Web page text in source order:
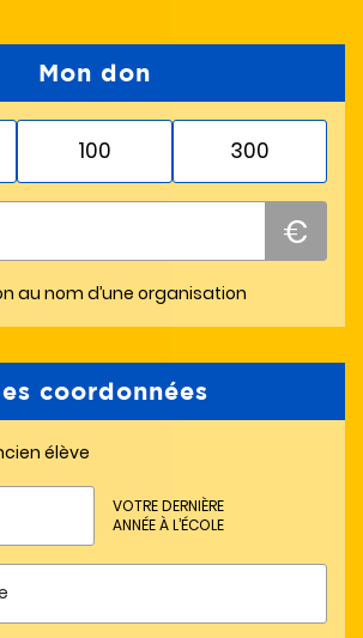
Mon don
100 300
au nom d’une organisation
coordonnées
élève
VOTRE DERNIÈRE
ANNÉE À L’ÉCOLE